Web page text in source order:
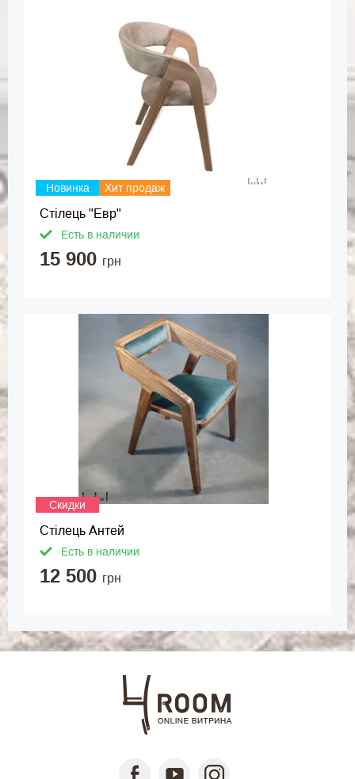
Новинка Хит продаж
Стілець "Евр"
Есть в наличии
15 900 грн
Скидки
Стілець Антей
Есть в наличии
12 500 грн